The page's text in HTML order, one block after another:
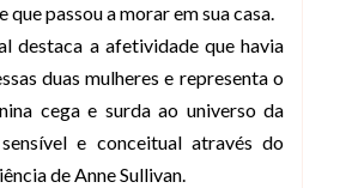
que passou a morar em sua casa.
destaca a afetividade que havia
duas mulheres e representa o
cega e surda ao universo da
e conceitual através do
de Anne Sullivan.